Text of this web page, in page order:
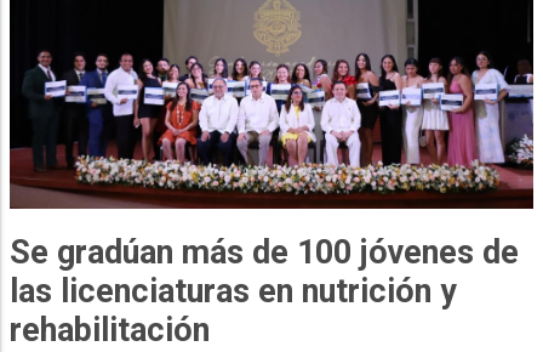
Se gradúan más de 100 jóvenes de
las licenciaturas en nutrición y
rehabilitación